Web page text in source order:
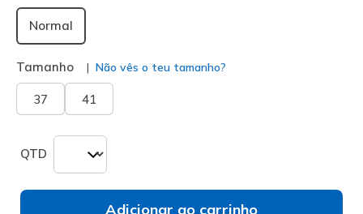
Normal
Tamanho Não vês o teu tamanho?
37 41
QTD
Adicionar ao carrinho